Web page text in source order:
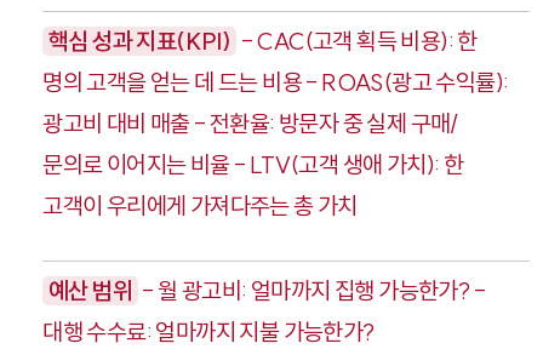
핵심 성과 지표(KPI) - CAC(고객 획득 비용): 한
명의 고객을 얻는 데 드는 비용 - ROAS(광고 수익률):
광고비 대비 매출 - 전환율: 방문자 중 실제 구매/
문의로 이어지는 비율 - LTV(고객 생애 가치): 한
고객이 우리에게 가져다주는 총 가치
예산 범위 - 월 광고비: 얼마까지 집행 가능한가? -
대행 수수료: 얼마까지 지불 가능한가?